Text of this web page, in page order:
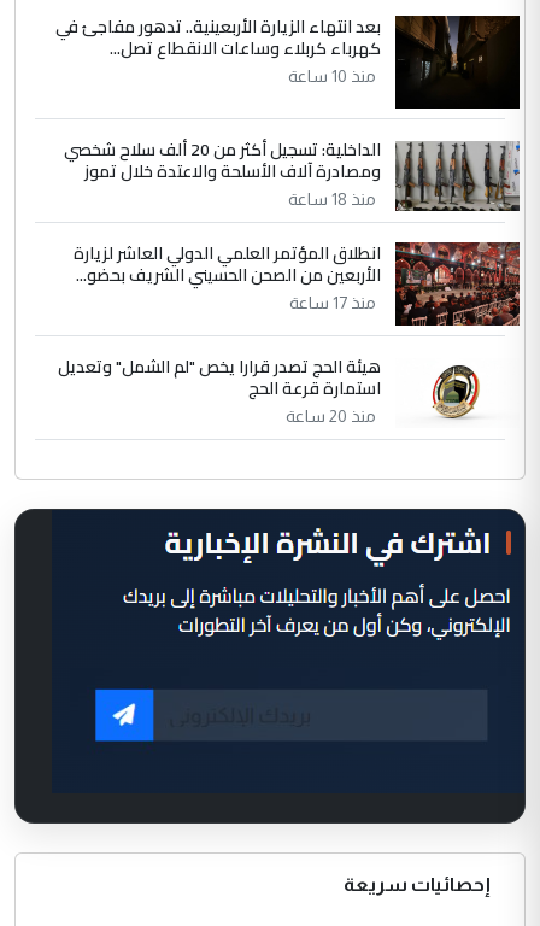
بعد انتهاء الزيارة الأربعينية.. تدهور مفاجئ في
كهرباء كربلاء وساعات الانقطاع تصل...
منذ 10 ساعة
الداخلية: تسجيل أكثر من 20 ألف سلاح شخصي
ومصادرة آلاف الأسلحة والاعتدة خلال تموز
منذ 18 ساعة
انطلاق المؤتمر العلمي الدولي العاشر لزيارة
الأربعين من الصحن الحسيني الشريف بحضو...
منذ 17 ساعة
هيئة الحج تصدر قرارا يخص "لم الشمل" وتعديل
استمارة قرعة الحج
منذ 20 ساعة
إحصائيات سريعة